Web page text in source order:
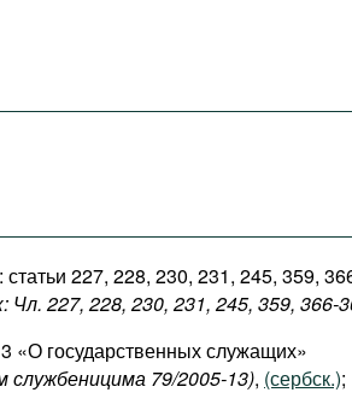
статьи 227, 228, 230, 231, 245, 359,
Чл. 227, 228, 230, 231, 245, 359, 366-
«О государственных служащих»
службеницима 79/2005-13), (сербск.);